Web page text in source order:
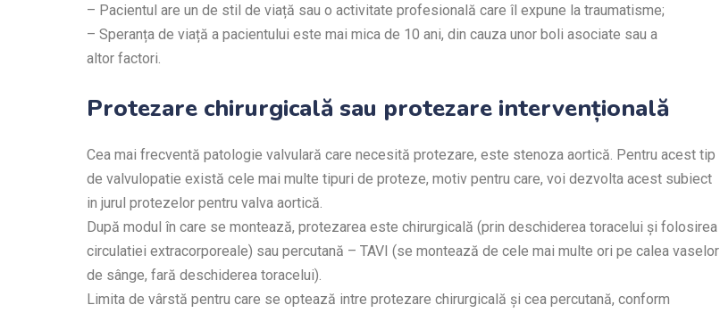
– Pacientul are un de stil de viață sau o activitate profesională care îl expune la traumatisme;
– Speranța de viață a pacientului este mai mica de 10 ani, din cauza unor boli asociate sau a
altor factori.
Protezare chirurgicală sau protezare intervențională
Cea mai frecventă patologie valvulară care necesită protezare, este stenoza aortică. Pentru acest tip
de valvulopatie există cele mai multe tipuri de proteze, motiv pentru care, voi dezvolta acest subiect
in jurul protezelor pentru valva aortică.
După modul în care se montează, protezarea este chirurgicală (prin deschiderea toracelui și folosirea
circulatiei extracorporeale) sau percutană – TAVI (se montează de cele mai multe ori pe calea vaselor
de sânge, fară deschiderea toracelui).
Limita de vârstă pentru care se optează intre protezare chirurgicală și cea percutană, conform